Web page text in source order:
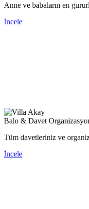
Anne ve babaların en
İncele
Balo & Davet
Tüm davetleriniz ve
İncele